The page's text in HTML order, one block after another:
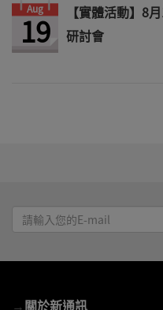
Aug
19
【實體活動】8
研討會
請
輸
→關於新通訊